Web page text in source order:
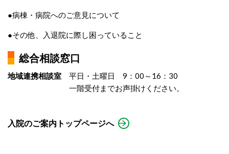
●病棟・病院へのご意見について
●その他、入退院に際し困っていること
総合相談窓口
地域連携相談室 平日・土曜日 9：00～16：30
一階受付までお声掛けください。
入院のご案内トップページへ